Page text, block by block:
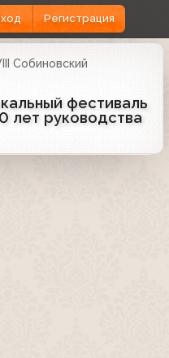
Регистрация
Собиновский
фестиваль
лет руководства